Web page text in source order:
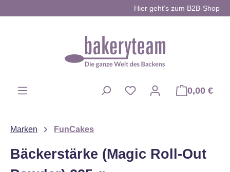
Hier geht’s zum B2B-Shop
0,00 €
Marken FunCakes
Bäckerstärke (Magic Roll-Out